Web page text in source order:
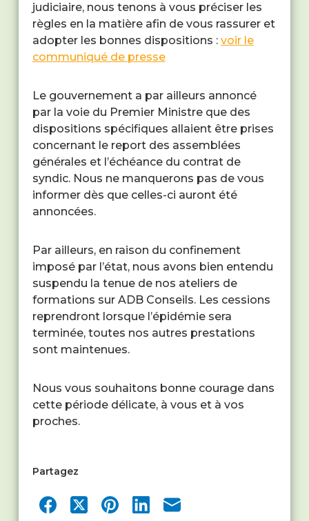
judiciaire, nous tenons à vous préciser les
règles en la matière afin de vous rassurer et
adopter les bonnes dispositions : voir le
communiqué de presse
Le gouvernement a par ailleurs annoncé
par la voie du Premier Ministre que des
dispositions spécifiques allaient être prises
concernant le report des assemblées
générales et l’échéance du contrat de
syndic. Nous ne manquerons pas de vous
informer dès que celles-ci auront été
annoncées.
Par ailleurs, en raison du confinement
imposé par l’état, nous avons bien entendu
suspendu la tenue de nos ateliers de
formations sur ADB Conseils. Les cessions
reprendront lorsque l’épidémie sera
terminée, toutes nos autres prestations
sont maintenues.
Nous vous souhaitons bonne courage dans
cette période délicate, à vous et à vos
proches.
Partagez